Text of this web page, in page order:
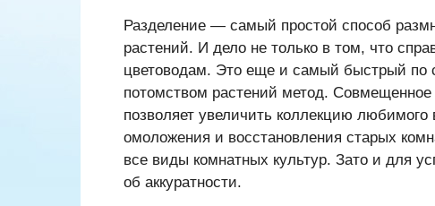
Разделение — самый простой способ
растений. И дело не только в том, что
цветоводам. Это еще и самый быстрый по
потомством растений метод. Совмещенное
позволяет увеличить коллекцию
омоложения и восстановления старых
все виды комнатных культур. Зато и для
об аккуратности.